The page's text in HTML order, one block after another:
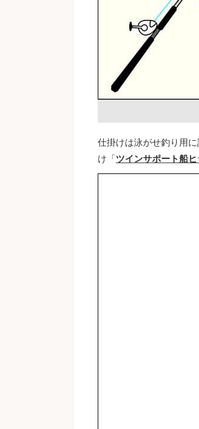
仕掛けは泳がせ釣り用
け「ツインサポート船ヒ